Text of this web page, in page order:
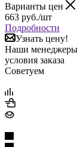
Варианты цен
663 руб./шт
Подробности
Узнать цену!
Наши менеджеры
условия заказа
Советуем